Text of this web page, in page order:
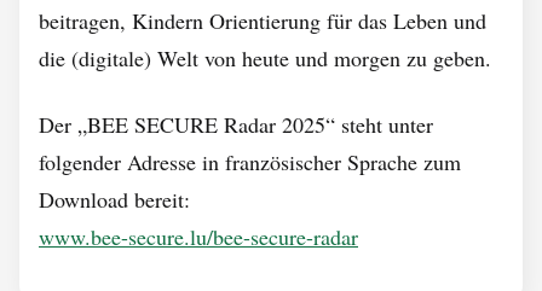
beitragen, Kindern Orientierung für das Leben und
die (digitale) Welt von heute und morgen zu geben.
Der „BEE SECURE Radar 2025“ steht unter
folgender Adresse in französischer Sprache zum
Download bereit:
www.bee-secure.lu/bee-secure-radar